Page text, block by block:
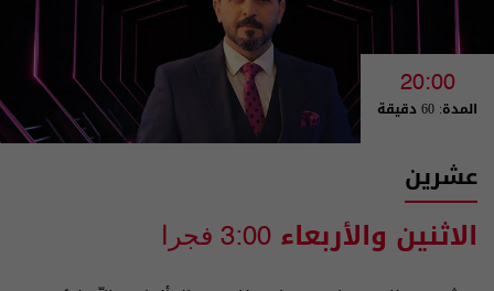
20:00
المدة: 60 دقيقة
عشرين
الاثنين والأربعاء 3:00 فجرا